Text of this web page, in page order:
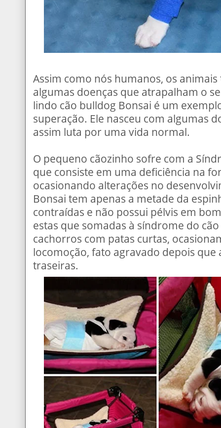
Assim como nós humanos, os
algumas doenças que atrapalham o
lindo cão bulldog Bonsai é um
superação. Ele nasceu com algumas
assim luta por uma vida normal.
O pequeno cãozinho sofre com a
que consiste em uma deficiência na
ocasionando alterações no
Bonsai tem apenas a metade da
contraídas e não possui pélvis em
estas que somadas à síndrome do
cachorros com patas curtas,
locomoção, fato agravado depois
traseiras.